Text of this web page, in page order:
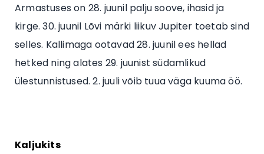
Armastuses on 28. juunil palju soove, ihasid ja
kirge. 30. juunil Lõvi märki liikuv Jupiter toetab sind
selles. Kallimaga ootavad 28. juunil ees hellad
hetked ning alates 29. juunist südamlikud
ülestunnistused. 2. juuli võib tuua väga kuuma öö.
Kaljukits